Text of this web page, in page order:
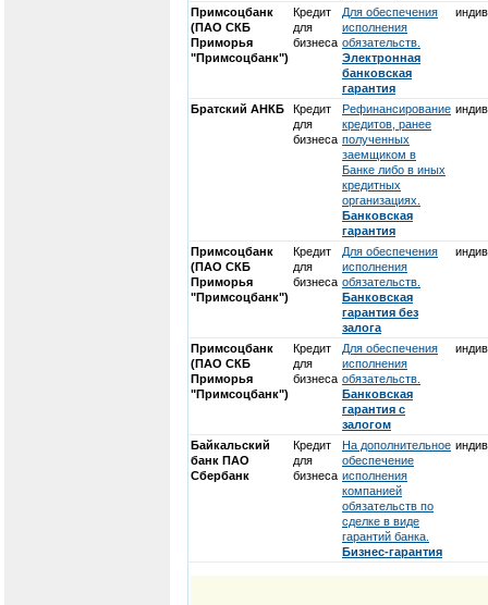
Примсоцбанк
(ПАО СКБ
Приморья
"Примсоцбанк")
Кредит
для
бизнеса
Для обеспечения
исполнения
обязательств.
Электронная
банковская
гарантия
Братский АНКБ
Кредит
для
бизнеса
Рефинансирование
кредитов, ранее
полученных
заемщиком в
Банке либо в иных
кредитных
организациях.
Банковская
гарантия
Примсоцбанк
(ПАО СКБ
Приморья
"Примсоцбанк")
Кредит
для
бизнеса
Для обеспечения
исполнения
обязательств.
Банковская
гарантия без
залога
Примсоцбанк
(ПАО СКБ
Приморья
"Примсоцбанк")
Кредит
для
бизнеса
Для обеспечения
исполнения
обязательств.
Банковская
гарантия с
залогом
Байкальский
банк ПАО
Сбербанк
Кредит
для
бизнеса
На дополнительное
обеспечение
исполнения
компанией
обязательств по
сделке в виде
гарантий банка.
Бизнес-гарантия